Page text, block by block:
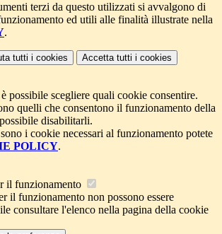
terzi da questo utilizzati si avvalgono di
ed utili alle finalità illustrate nella
.
tutti i cookies Accetta tutti i cookies
possibile scegliere quali cookie consentire.
quelli che consentono il funzionamento della
disabilitarli.
i cookie necessari al funzionamento potete
POLICY.
il funzionamento
il funzionamento non possono essere
consultare l'elenco nella pagina della cookie